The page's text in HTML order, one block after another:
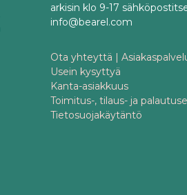
arkisin klo 9-17
info@bearel.com
Ota yhteyttä |
Usein kysyttyä
Kanta-asiakkuus
Toimitus-, tilaus- ja
Tietosuojakäytäntö